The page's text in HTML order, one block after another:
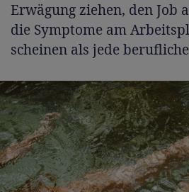
Erwägung ziehen, den Job
die Symptome am
scheinen als jede